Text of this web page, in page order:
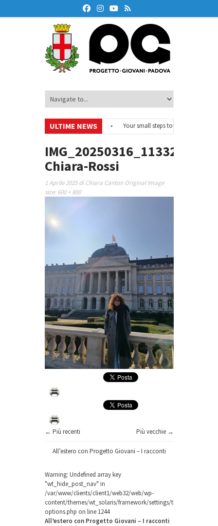
ULTIME NEWS
#EurodeskOnAir – Ciclo di webinar
Your small steps towards
educazione finanziaria
• Oxford Debate Lab – Borse di studio 2026/27
IMG_20250316_113324-
Chiara-Rossi
1 Aprile 2025 diChiara Canton Original Image
size:600 × 800
← Più recenti Più vecchie →
All’estero con Progetto Giovani – I racconti
Warning: Undefined array key
"wt_hide_post_nav" in
/var/www/clients/client1/web32/web/wp-
content/themes/wt_solaris/framework/settings/theme-
options.php on line 1244
All’estero con Progetto Giovani – I racconti